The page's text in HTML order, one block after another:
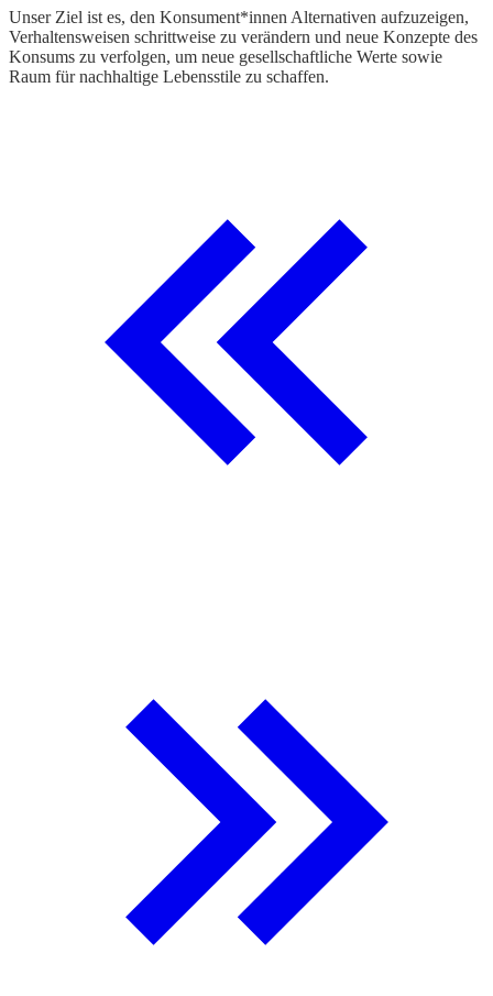
Unser Ziel ist es, den Konsument*innen Alternativen aufzuzeigen,
Verhaltensweisen schrittweise zu verändern und neue Konzepte des
Konsums zu verfolgen, um neue gesellschaftliche Werte sowie
Raum für nachhaltige Lebensstile zu schaffen.